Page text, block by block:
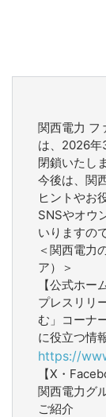
関西電力 フ
は、2026年
閉鎖いたし
今後は、関
ヒントやお
SNSやオウ
いりますの
＜関西電力
ア）＞
【公式ホー
プレスリリ
む」コーナ
に役立つ情
https://
【X・
関西電力グ
ご紹介